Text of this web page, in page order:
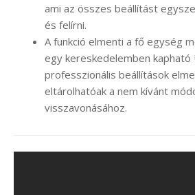
ami az összes beállítást
és felírni.
A funkció elmenti a fő egység
egy kereskedelemben kapható
professzionális beállítások
eltárolhatóak a nem kívánt
visszavonásához.